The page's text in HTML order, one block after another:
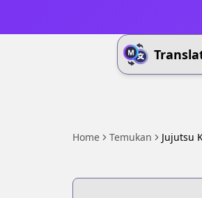
Home Temukan Jujutsu